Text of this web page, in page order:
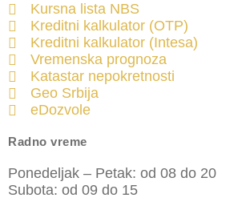
Kursna lista NBS
Kreditni kalkulator (OTP)
Kreditni kalkulator (Intesa)
Vremenska prognoza
Katastar nepokretnosti
Geo Srbija
eDozvole
Radno vreme
Ponedeljak – Petak: od 08 do 20
Subota: od 09 do 15